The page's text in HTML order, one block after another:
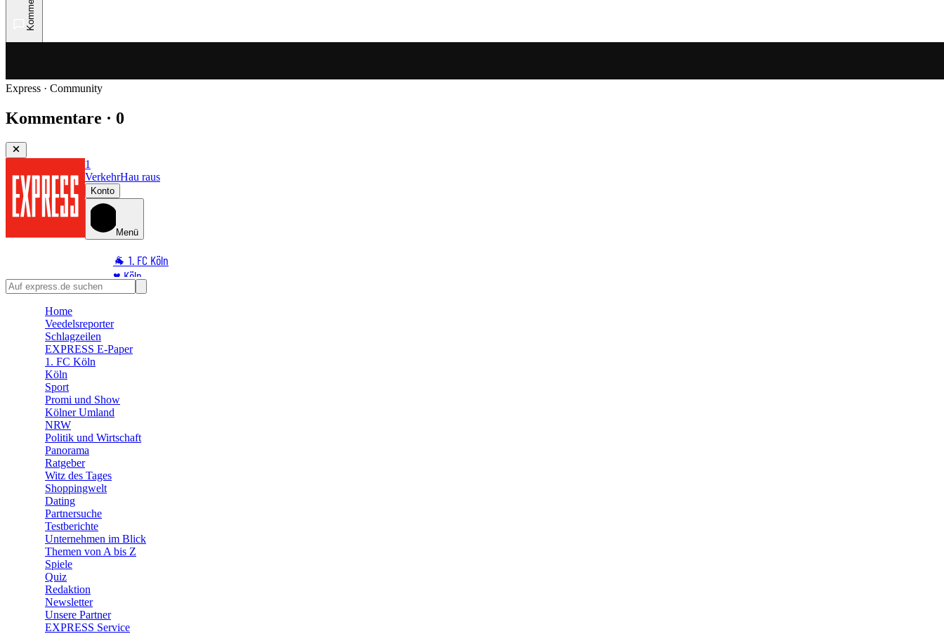
Express · Community
Kommentare · 0
1
VerkehrHau raus
Konto
Menü
🐐 1. FC Köln
♥️ Köln
⭐ Promi
🛒 Shoppingwelt
🧩 Spiele
Home
Veedelsreporter
Schlagzeilen
EXPRESS E-Paper
1. FC Köln
Köln
Sport
Promi und Show
Kölner Umland
NRW
Politik und Wirtschaft
Panorama
Ratgeber
Witz des Tages
Shoppingwelt
Dating
Partnersuche
Testberichte
Unternehmen im Blick
Themen von A bis Z
Spiele
Quiz
Redaktion
Newsletter
Unsere Partner
EXPRESS Service